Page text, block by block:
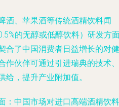
酒、苹果酒等传统酒精饮料闻
的无醇或低醇饮料）研发方
合了中国消费者日益增长的对健
作伙伴可通过引进瑞典的技术、
，提升产业附加值。
：中国市场对进口高端酒精饮料